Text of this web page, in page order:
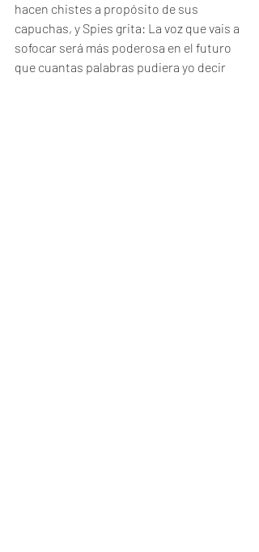
hacen chistes a propósito de sus
capuchas, y Spies grita: La voz que vais a
sofocar será más poderosa en el futuro
que cuantas palabras pudiera yo decir